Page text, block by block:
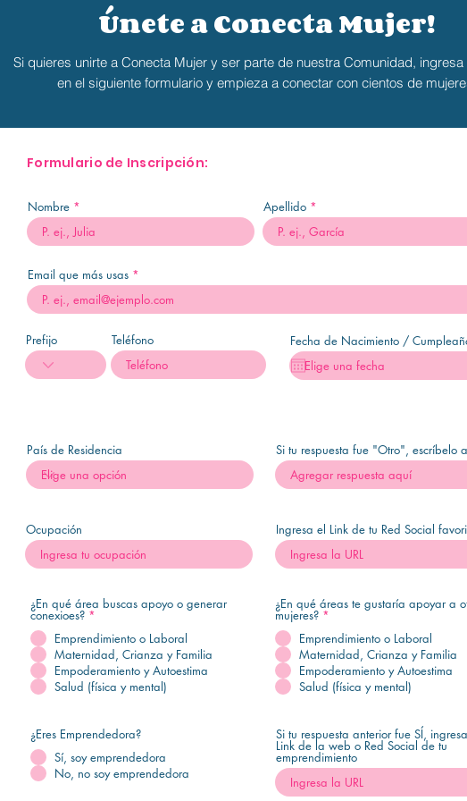
Únete a Conecta Mujer!
Si quieres unirte a Conecta Mujer y ser parte de nuestra Comunidad,
en el siguiente formulario y empieza a conectar con cientos de
Formulario de Inscripción:
Nombre Apellido
Email que más usas
Prefijo Teléfono Fecha de Nacimiento /
País de Residencia
Si tu respuesta fue "Otro", escríbelo
Ocupación Ingresa el Link de tu Red Social
¿En qué área buscas apoyo o generar
conexioes? *
Emprendimiento o Laboral
Maternidad, Crianza y Familia
Empoderamiento y Autoestima
Salud (física y mental)
¿En qué áreas te gustaría apoyar a
mujeres? *
Emprendimiento o Laboral
Maternidad, Crianza y Familia
Empoderamiento y Autoestima
Salud (física y mental)
¿Eres Emprendedora?
Sí, soy emprendedora
No, no soy emprendedora
Si tu respuesta anterior fue SÍ,
Link de la web o Red Social de tu
emprendimiento